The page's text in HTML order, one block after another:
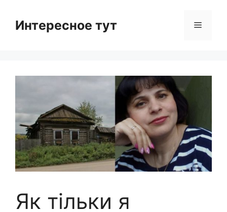
contentИнтересное тут Menu
Як тільки я